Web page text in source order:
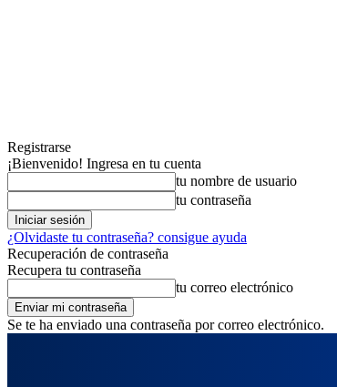
Registrarse
¡Bienvenido! Ingresa en tu cuenta
tu nombre de usuario
tu contraseña
¿Olvidaste tu contraseña? consigue ayuda
Recuperación de contraseña
Recupera tu contraseña
tu correo electrónico
Se te ha enviado una contraseña por correo electrónico.